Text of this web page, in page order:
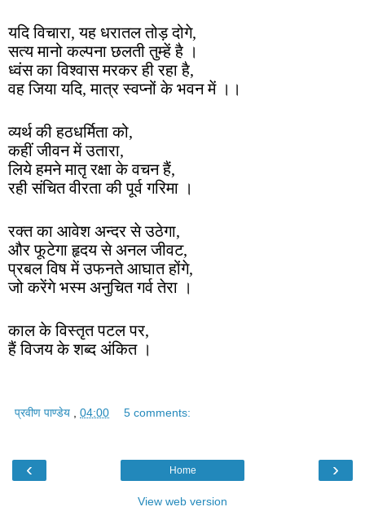
यदि विचारा, यह धरातल तोड़ दोगे,
सत्य मानो कल्पना छलती तुम्हें है ।
ध्वंस का विश्वास मरकर ही रहा है,
वह जिया यदि, मात्र स्वप्नों के भवन में ।।
व्यर्थ की हठधर्मिता को,
कहीं जीवन में उतारा,
लिये हमने मातृ रक्षा के वचन हैं,
रही संचित वीरता की पूर्व गरिमा ।
रक्त का आवेश अन्दर से उठेगा,
और फूटेगा हृदय से अनल जीवट,
प्रबल विष में उफनते आघात होंगे,
जो करेंगे भस्म अनुचित गर्व तेरा ।
काल के विस्तृत पटल पर,
हैं विजय के शब्द अंकित ।
प्रवीण पाण्डेय 04:00 5 comments:
‹ ›
Home
View web version